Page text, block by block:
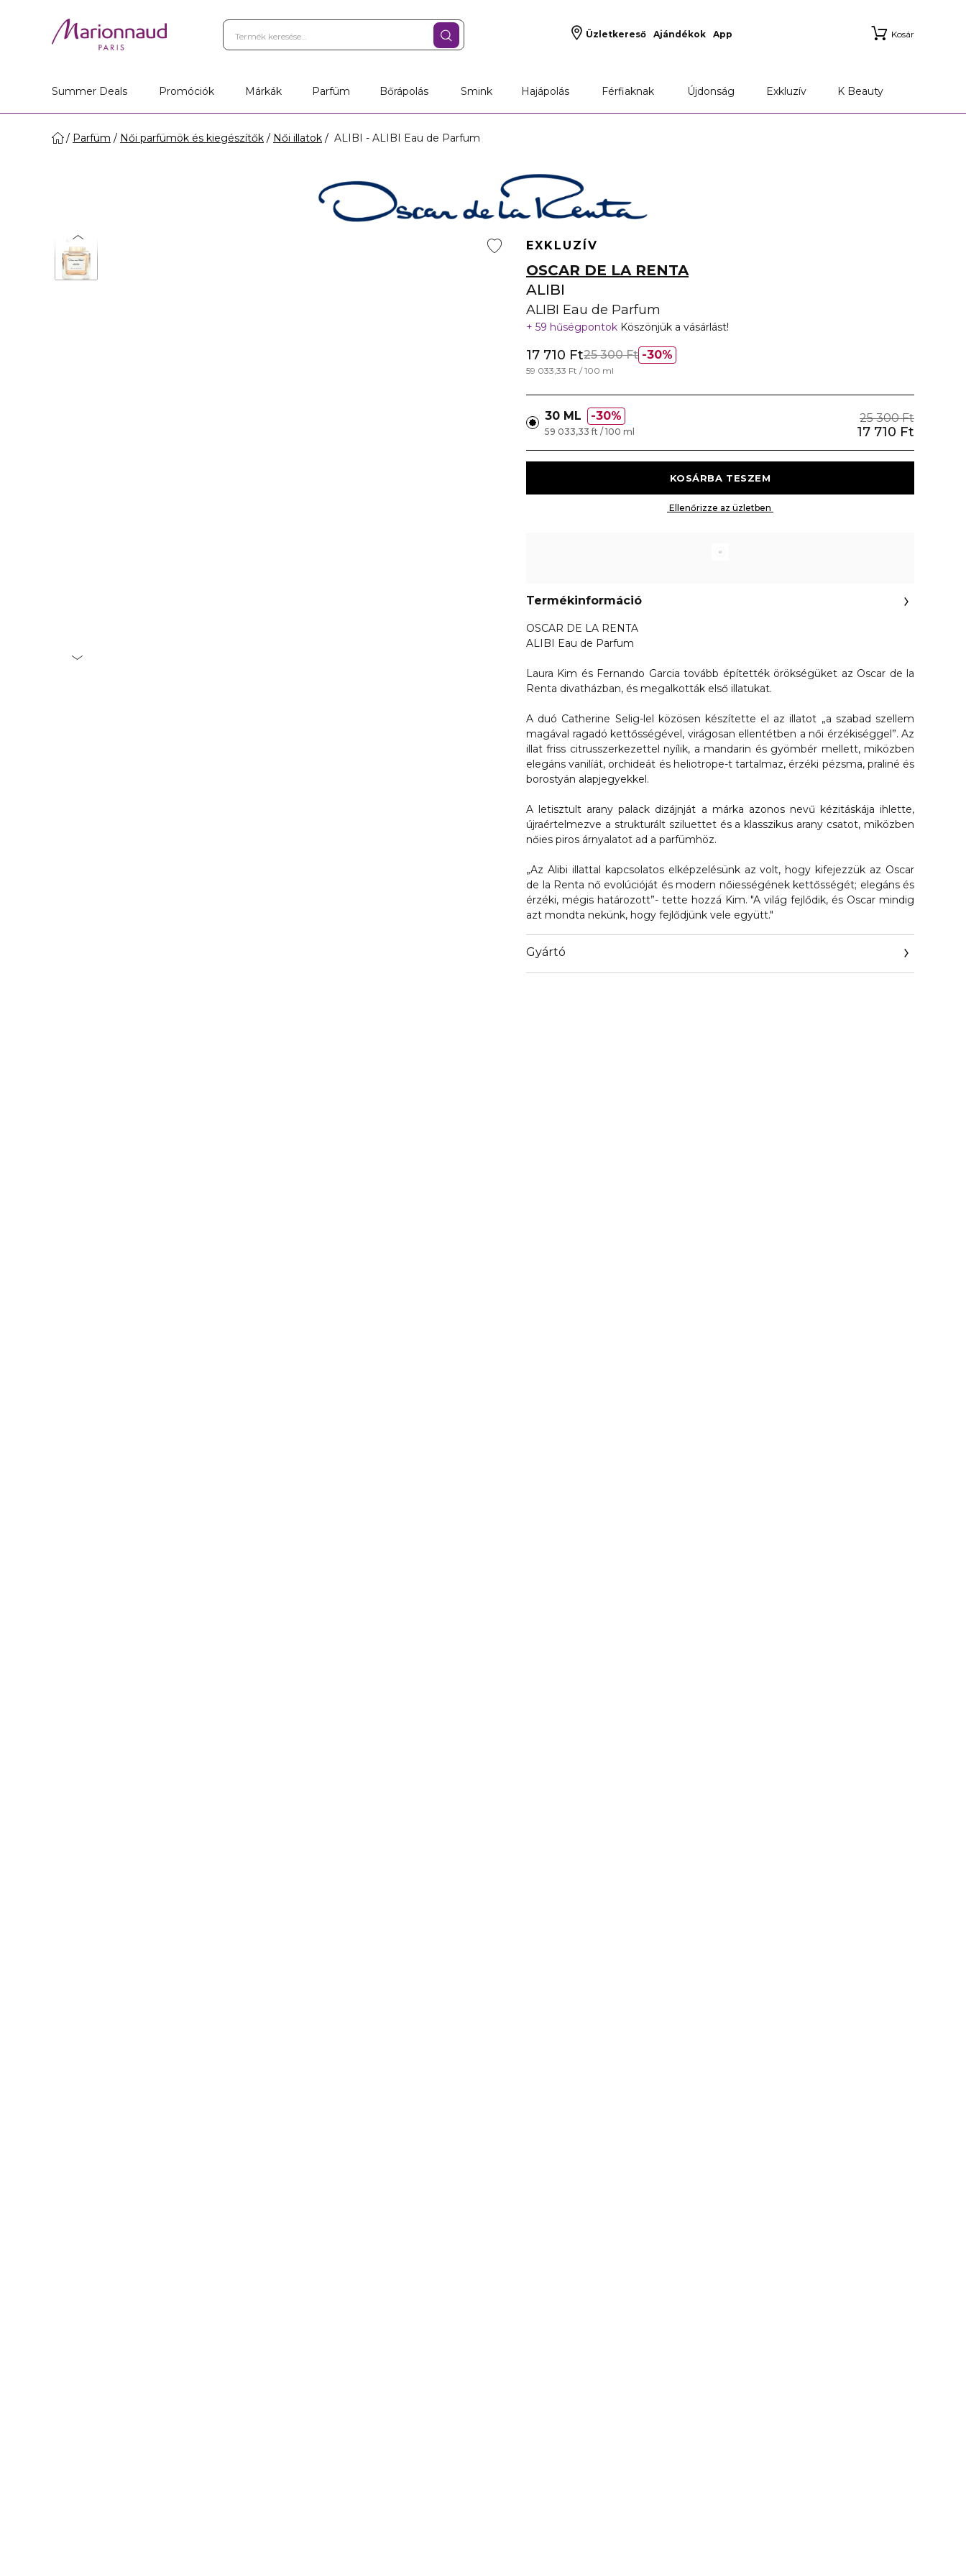
Üzletkereső Ajándékok App Kosár
Summer Deals Promóciók Márkák Parfüm Bőrápolás Smink Hajápolás Férfiaknak Újdonság Exkluzív K Beauty
Parfüm Női parfümök és kiegészítők Női illatok ALIBI - ALIBI Eau de Parfum
EXKLUZÍV
OSCAR DE LA RENTA
ALIBI
ALIBI Eau de Parfum
59 hűségpontok Köszönjük a vásárlást!
30%
17 710 Ft25 300 Ft
59 033,33 Ft / 100 ml
30 ML 30% 25 300 Ft
17 710 Ft
59 033,33 ft / 100 ml
Termékinformáció
OSCAR DE LA RENTA
ALIBI Eau de Parfum
Laura Kim és Fernando Garcia tovább építették örökségüket az Oscar de la
Renta divatházban, és megalkották első illatukat.
A duó Catherine Selig-lel közösen készítette el az illatot „a szabad szellem
magával ragadó kettősségével, virágosan ellentétben a női érzékiséggel”. Az
illat friss citrusszerkezettel nyílik, a mandarin és gyömbér mellett, miközben
elegáns vanilíát, orchideát és heliotrope-t tartalmaz, érzéki pézsma, praliné és
borostyán alapjegyekkel.
A letisztult arany palack dizájnját a márka azonos nevű kézitáskája ihlette,
újraértelmezve a strukturált sziluettet és a klasszikus arany csatot, miközben
nőies piros árnyalatot ad a parfümhöz.
„Az Alibi illattal kapcsolatos elképzelésünk az volt, hogy kifejezzük az Oscar
de la Renta nő evolúcióját és modern nőiességének kettősségét; elegáns és
érzéki, mégis határozott”- tette hozzá Kim. "A világ fejlődik, és Oscar mindig
azt mondta nekünk, hogy fejlődjünk vele együtt."
Gyártó